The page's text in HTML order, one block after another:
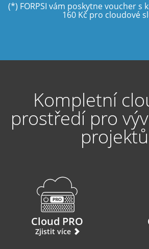
(*) FORPSI vám poskytne voucher
160 Kč pro cloudové
Kompletní
prostředí pro
projektů
Cloud PRO
Zjistit více